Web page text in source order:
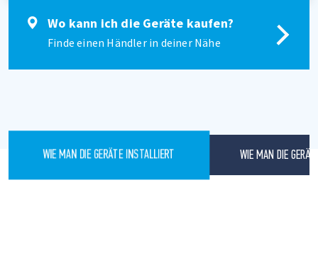
Wo kann ich die Geräte kaufen?
Finde einen Händler in deiner Nähe
WIE MAN DIE GERÄTE INSTALLIERT WIE MAN DIE